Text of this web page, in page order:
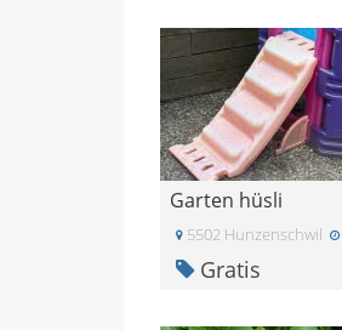
Garten hüsli
5502 Hunzenschwil
Gratis